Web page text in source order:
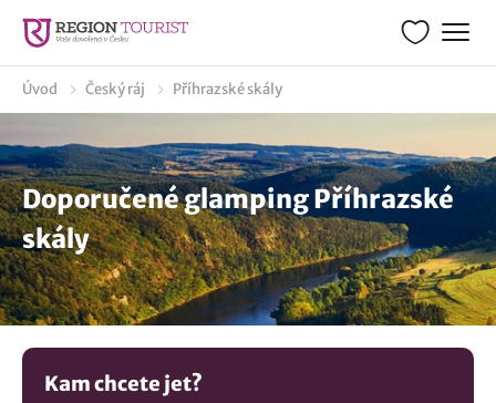
Úvod Český ráj Příhrazské skály
Doporučené glamping Příhrazské
skály
Kam chcete jet?